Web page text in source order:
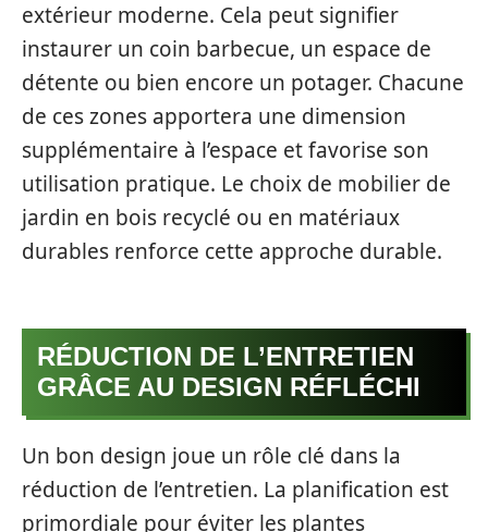
extérieur moderne. Cela peut signifier
instaurer un coin barbecue, un espace de
détente ou bien encore un potager. Chacune
de ces zones apportera une dimension
supplémentaire à l’espace et favorise son
utilisation pratique. Le choix de mobilier de
jardin en bois recyclé ou en matériaux
durables renforce cette approche durable.
RÉDUCTION DE L’ENTRETIEN
GRÂCE AU DESIGN RÉFLÉCHI
Un bon design joue un rôle clé dans la
réduction de l’entretien. La planification est
primordiale pour éviter les plantes